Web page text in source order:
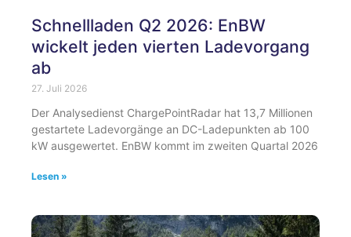
Schnellladen Q2 2026: EnBW
wickelt jeden vierten Ladevorgang
ab
27. Juli 2026
Der Analysedienst ChargePointRadar hat 13,7 Millionen
gestartete Ladevorgänge an DC-Ladepunkten ab 100
kW ausgewertet. EnBW kommt im zweiten Quartal 2026
Lesen »